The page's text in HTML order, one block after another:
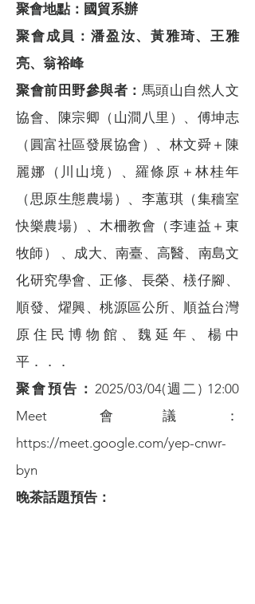
聚會地點：國貿系辦
聚會成員：潘盈汝、黃雅琦、王雅
亮、翁裕峰
聚會前田野參與者： 馬頭山自然人文
協會、陳宗卿（山澗八里）、傅坤志
（圓富社區發展協會）、林文舜＋陳
麗娜（川山境）、羅條原＋林桂年
（思原生態農場）、李蕙琪（集穡室
快樂農場）、木柵教會（李連益＋東
牧師） 、成大、南臺、高醫、南島文
化研究學會、正修、長榮、檨仔腳、
順發、燿興、桃源區公所、順益台灣
原住民博物館、魏延年、楊中
平．．．
聚會預告： 2025/03/04(週二) 12:00
Meet 會議：
https://meet.google.com/yep-cnwr-
byn
晚茶話題預告：